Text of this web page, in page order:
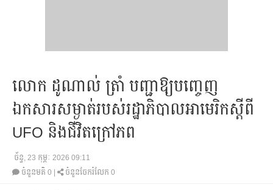
លោក ដូណាល់ ត្រាំ បញ្ជាឱ្យបញ្ចេញ
ឯកសារសម្ងាត់របស់រដ្ឋាភិបាលអាមេរិកស្ដីពី
UFO និងជីវិតក្រៅភព
ច័ន្ទ, 23 កុម្ភៈ 2026 09:11
ចំនួនមតិ 0 ចំនួនចែករំលែក 0